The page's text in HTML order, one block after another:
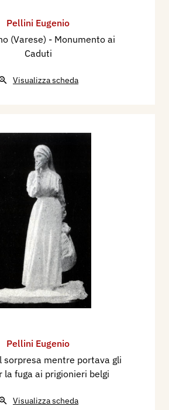
Pellini Eugenio
(Varese) - Monumento ai
Caduti
Visualizza scheda
Pellini Eugenio
sorpresa mentre portava gli
la fuga ai prigionieri belgi
Visualizza scheda